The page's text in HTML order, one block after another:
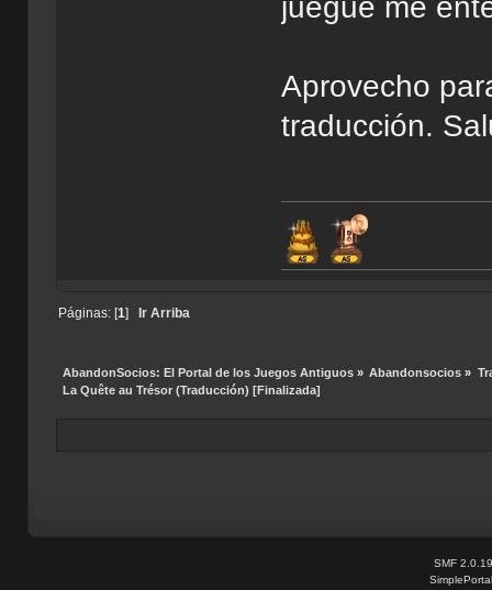
juegue me
Aprovecho
traducción.
Páginas: [1] Ir Arriba
AbandonSocios: El Portal de los Juegos Antiguos» Abandonsocios »
La Quête au Trésor (Traducción) [Finalizada]
SMF 2.0.19